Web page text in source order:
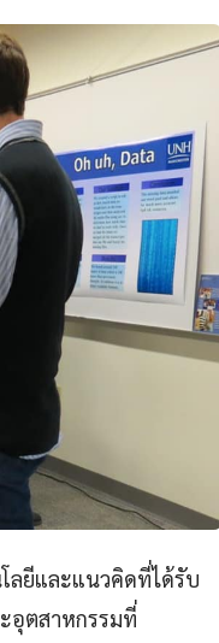
ลยีและแนวคิดที่ได้รับ
อุตสาหกรรมที่